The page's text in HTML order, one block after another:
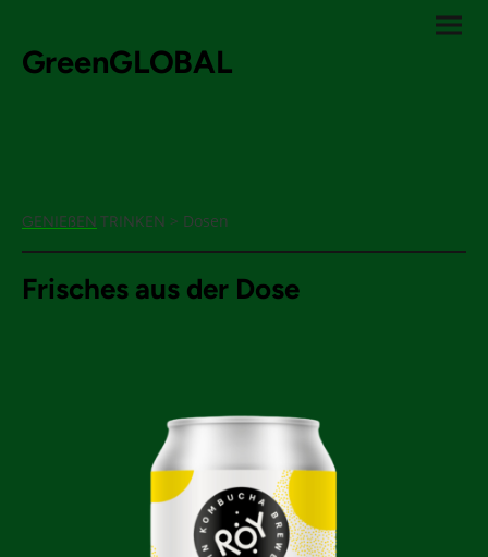
GreenGLOBAL
GENIEßEN TRINKEN > Dosen
Frisches aus der Dose